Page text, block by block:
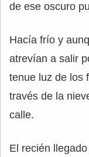
de ese oscuro
Hacía frío y
atrevían a salir
tenue luz de los
través de la
calle.
El recién